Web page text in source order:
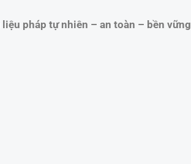
liệu pháp tự nhiên – an toàn – bền vững